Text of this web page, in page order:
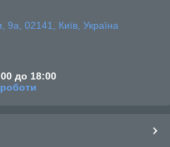
9а, 02141, Київ, Україна
до 18:00